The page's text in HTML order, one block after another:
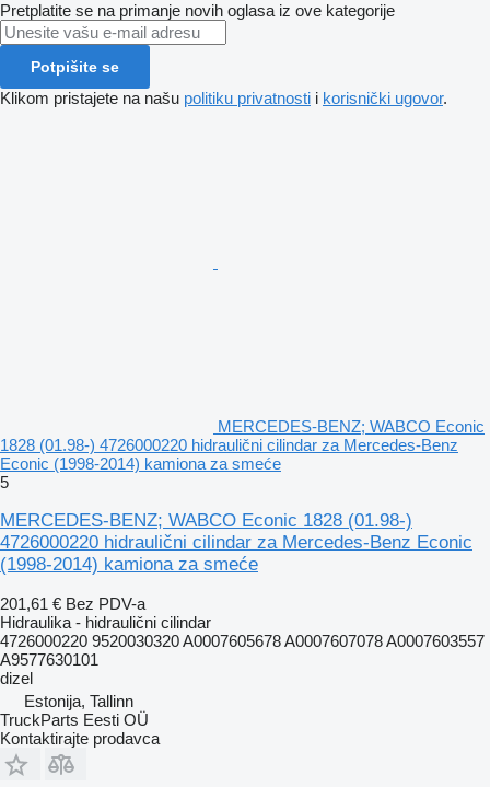
Pretplatite se na primanje novih oglasa iz ove kategorije
Potpišite se
Klikom pristajete na našu politiku privatnosti i korisnički ugovor.
MERCEDES-BENZ; WABCO Econic
1828 (01.98-) 4726000220 hidraulični cilindar za Mercedes-Benz
Econic (1998-2014) kamiona za smeće
5
MERCEDES-BENZ; WABCO Econic 1828 (01.98-)
4726000220 hidraulični cilindar za Mercedes-Benz Econic
(1998-2014) kamiona za smeće
201,61 € Bez PDV-a
Hidraulika - hidraulični cilindar
4726000220 9520030320 A0007605678 A0007607078 A0007603557
A9577630101
dizel
Estonija, Tallinn
TruckParts Eesti OÜ
Kontaktirajte prodavca